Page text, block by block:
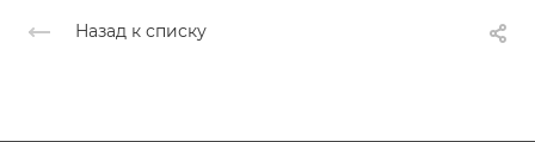
Назад к списку